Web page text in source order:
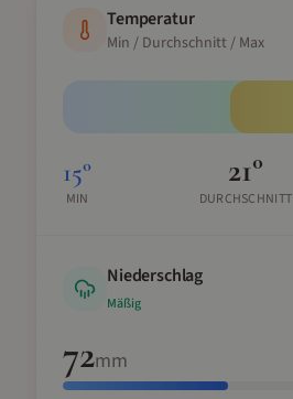
Temperatur
Min / Durchschnitt / Max
15°
MIN
21°
DURCHSCHNITT
Niederschlag
Mäßig
72mm